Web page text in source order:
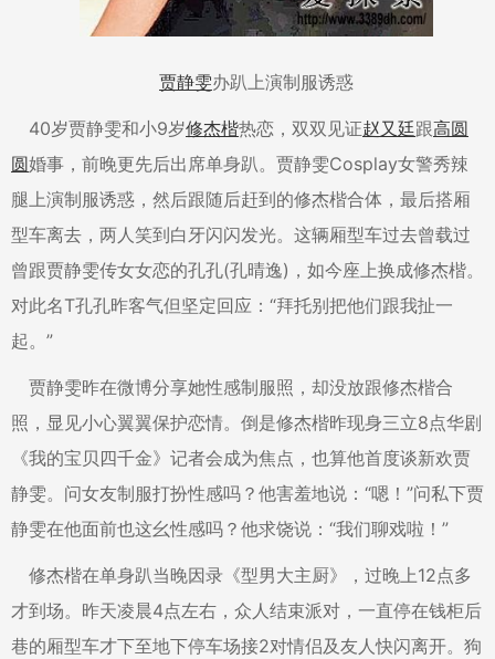
贾静雯办趴上演制服诱惑
40岁贾静雯和小9岁修杰楷热恋，双双见证赵又廷跟高圆
圆婚事，前晚更先后出席单身趴。贾静雯Cosplay女警秀辣
腿上演制服诱惑，然后跟随后赶到的修杰楷合体，最后搭厢
型车离去，两人笑到白牙闪闪发光。这辆厢型车过去曾载过
曾跟贾静雯传女女恋的孔孔(孔晴逸)，如今座上换成修杰楷。
对此名T孔孔昨客气但坚定回应：“拜托别把他们跟我扯一
起。”
贾静雯昨在微博分享她性感制服照，却没放跟修杰楷合
照，显见小心翼翼保护恋情。倒是修杰楷昨现身三立8点华剧
《我的宝贝四千金》记者会成为焦点，也算他首度谈新欢贾
静雯。问女友制服打扮性感吗？他害羞地说：“嗯！”问私下贾
静雯在他面前也这幺性感吗？他求饶说：“我们聊戏啦！”
修杰楷在单身趴当晚因录《型男大主厨》，过晚上12点多
才到场。昨天凌晨4点左右，众人结束派对，一直停在钱柜后
巷的厢型车才下至地下停车场接2对情侣及友人快闪离开。狗